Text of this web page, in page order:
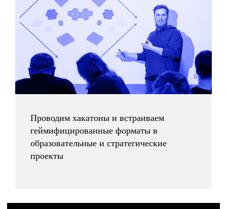
Проводим хакатоны и встраиваем
геймифицированные форматы в
образовательные и стратегические
проекты
Напишите нам
+7 (495) 120 46 89
по будням c 09:00 до 18:00